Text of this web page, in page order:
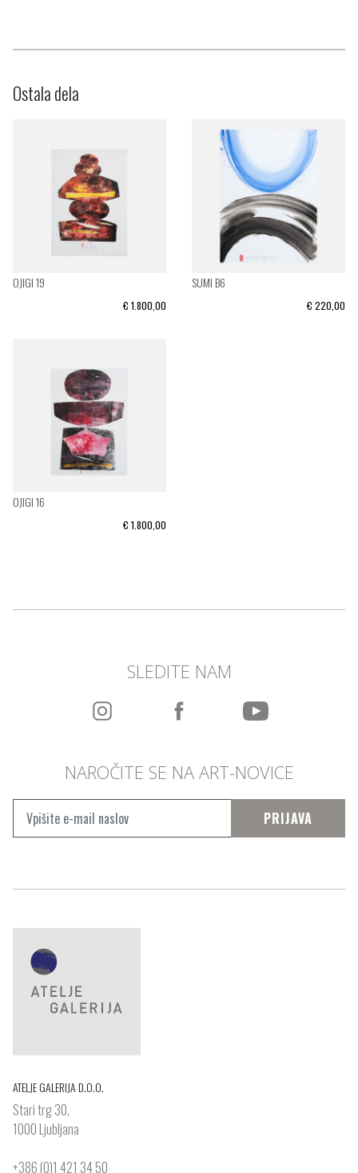
Ostala dela
OJIGI 19
€ 1.800,00
SUMI B6
€ 220,00
OJIGI 16
€ 1.800,00
SLEDITE NAM
NAROČITE SE NA ART-NOVICE
PRIJAVA
ATELJE GALERIJA D.O.O.
Stari trg 30,
1000 Ljubljana
+386 (0)1 421 34 50